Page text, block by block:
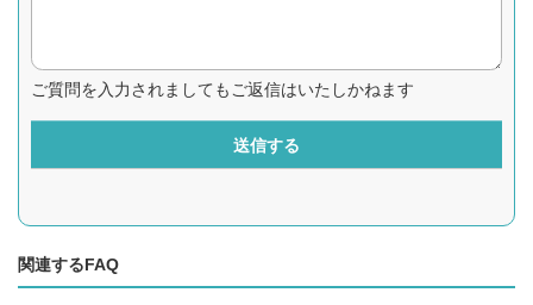
ご質問を入力されましてもご返信はいたしかねます
送信する
関連するFAQ